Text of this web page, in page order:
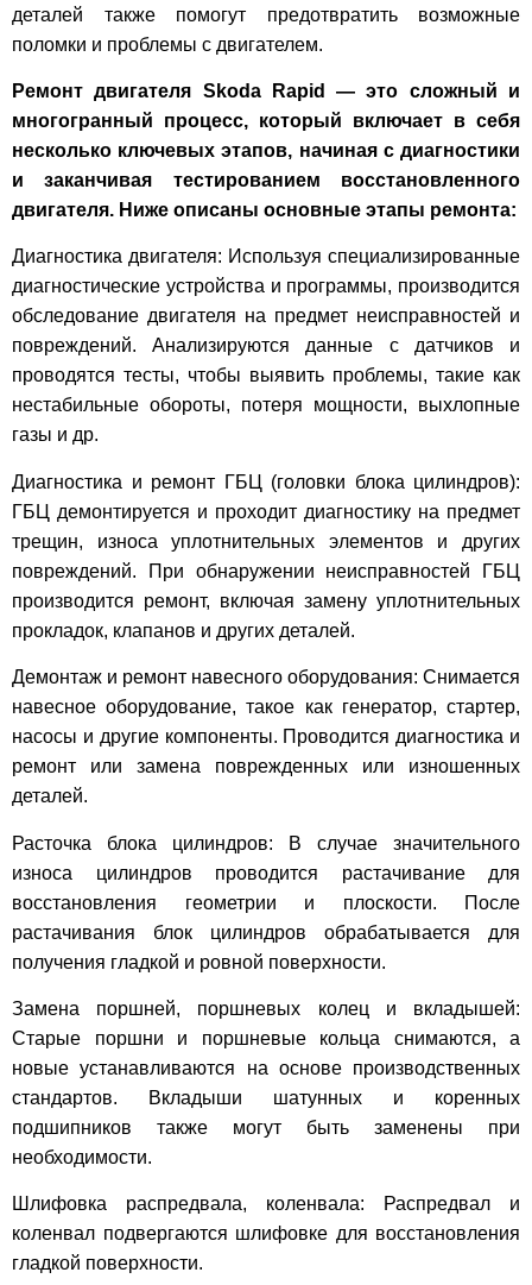
деталей также помогут предотвратить возможные
поломки и проблемы с двигателем.
Ремонт двигателя Skoda Rapid — это сложный и
многогранный процесс, который включает в себя
несколько ключевых этапов, начиная с диагностики
и заканчивая тестированием восстановленного
двигателя. Ниже описаны основные этапы ремонта:
Диагностика двигателя: Используя специализированные
диагностические устройства и программы, производится
обследование двигателя на предмет неисправностей и
повреждений. Анализируются данные с датчиков и
проводятся тесты, чтобы выявить проблемы, такие как
нестабильные обороты, потеря мощности, выхлопные
газы и др.
Диагностика и ремонт ГБЦ (головки блока цилиндров):
ГБЦ демонтируется и проходит диагностику на предмет
трещин, износа уплотнительных элементов и других
повреждений. При обнаружении неисправностей ГБЦ
производится ремонт, включая замену уплотнительных
прокладок, клапанов и других деталей.
Демонтаж и ремонт навесного оборудования: Снимается
навесное оборудование, такое как генератор, стартер,
насосы и другие компоненты. Проводится диагностика и
ремонт или замена поврежденных или изношенных
деталей.
Расточка блока цилиндров: В случае значительного
износа цилиндров проводится растачивание для
восстановления геометрии и плоскости. После
растачивания блок цилиндров обрабатывается для
получения гладкой и ровной поверхности.
Замена поршней, поршневых колец и вкладышей:
Старые поршни и поршневые кольца снимаются, а
новые устанавливаются на основе производственных
стандартов. Вкладыши шатунных и коренных
подшипников также могут быть заменены при
необходимости.
Шлифовка распредвала, коленвала: Распредвал и
коленвал подвергаются шлифовке для восстановления
гладкой поверхности.